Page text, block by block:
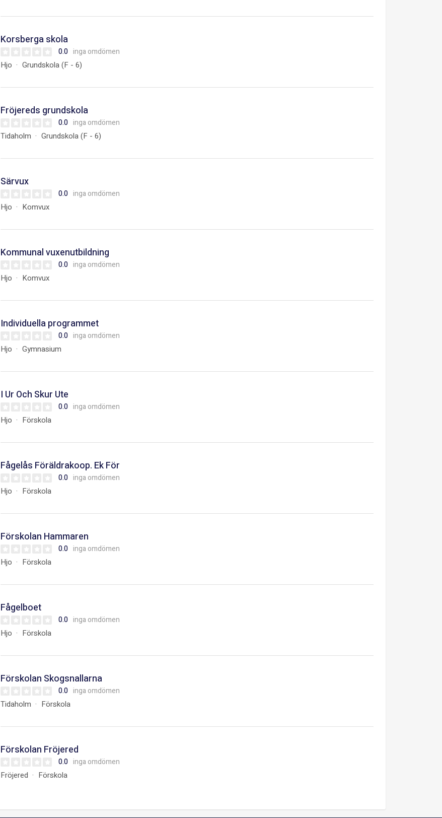
Korsberga skola
0.0 inga omdömen
Hjo Grundskola (F - 6)
Fröjereds grundskola
0.0 inga omdömen
Tidaholm Grundskola (F - 6)
Särvux
0.0 inga omdömen
Hjo Komvux
Kommunal vuxenutbildning
0.0 inga omdömen
Hjo Komvux
Individuella programmet
0.0 inga omdömen
Hjo Gymnasium
I Ur Och Skur Ute
0.0 inga omdömen
Hjo Förskola
Fågelås Föräldrakoop. Ek För
0.0 inga omdömen
Hjo Förskola
Förskolan Hammaren
0.0 inga omdömen
Hjo Förskola
Fågelboet
0.0 inga omdömen
Hjo Förskola
Förskolan Skogsnallarna
0.0 inga omdömen
Tidaholm Förskola
Förskolan Fröjered
0.0 inga omdömen
Fröjered Förskola